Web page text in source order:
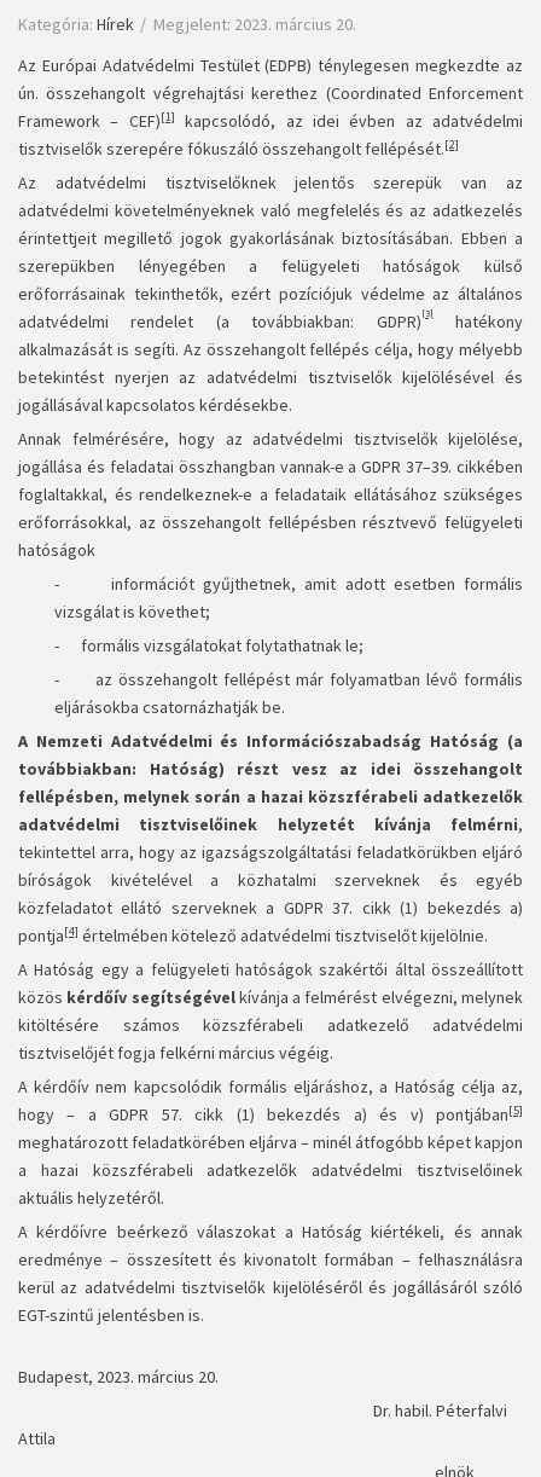
Kategória: Hírek
Megjelent: 2023. március 20.
Az Európai Adatvédelmi Testület (EDPB) ténylegesen megkezdte az
ún. összehangolt végrehajtási kerethez (Coordinated Enforcement
Framework – CEF)[1]
kapcsolódó, az idei évben az adatvédelmi
tisztviselők szerepére fókuszáló összehangolt fellépését.[2]
Az adatvédelmi tisztviselőknek jelentős szerepük van az
adatvédelmi követelményeknek való megfelelés és az adatkezelés
érintettjeit megillető jogok gyakorlásának biztosításában. Ebben a
szerepükben lényegében a felügyeleti hatóságok külső
erőforrásainak tekinthetők, ezért pozíciójuk védelme az általános
adatvédelmi rendelet (a továbbiakban: GDPR) [3]hatékony
alkalmazását is segíti. Az összehangolt fellépés célja, hogy mélyebb
betekintést nyerjen az adatvédelmi tisztviselők kijelölésével és
jogállásával kapcsolatos kérdésekbe.
Annak felmérésére, hogy az adatvédelmi tisztviselők kijelölése,
jogállása és feladatai összhangban vannak-e a GDPR 37–39. cikkében
foglaltakkal, és rendelkeznek-e a feladataik ellátásához szükséges
erőforrásokkal, az összehangolt fellépésben résztvevő felügyeleti
hatóságok
- információt gyűjthetnek, amit adott esetben formális
vizsgálat is követhet;
- formális vizsgálatokat folytathatnak le;
- az összehangolt fellépést már folyamatban lévő formális
eljárásokba csatornázhatják be.
A Nemzeti Adatvédelmi és Információszabadság Hatóság (a
továbbiakban: Hatóság) részt vesz az idei összehangolt
fellépésben, melynek során a hazai közszférabeli adatkezelők
adatvédelmi tisztviselőinek helyzetét kívánja felmérni,
tekintettel arra, hogy az igazságszolgáltatási feladatkörükben eljáró
bíróságok kivételével a közhatalmi szerveknek és egyéb
közfeladatot ellátó szerveknek a GDPR 37. cikk (1) bekezdés a)
pontja[4] értelmében kötelező adatvédelmi tisztviselőt kijelölnie.
A Hatóság egy a felügyeleti hatóságok szakértői által összeállított
közös kérdőív segítségévelkívánja a felmérést elvégezni, melynek
kitöltésére számos közszférabeli adatkezelő adatvédelmi
tisztviselőjét fogja felkérni március végéig.
A kérdőív nem kapcsolódik formális eljáráshoz, a Hatóság célja az,
hogy – a GDPR 57. cikk (1) bekezdés a) és v) pontjában[5]
meghatározott feladatkörében eljárva – minél átfogóbb képet kapjon
a hazai közszférabeli adatkezelők adatvédelmi tisztviselőinek
aktuális helyzetéről.
A kérdőívre beérkező válaszokat a Hatóság kiértékeli, és annak
eredménye – összesített és kivonatolt formában – felhasználásra
kerül az adatvédelmi tisztviselők kijelöléséről és jogállásáról szóló
EGT-szintű jelentésben is.
Budapest, 2023. március 20.
Dr. habil. Péterfalvi
Attila
elnök